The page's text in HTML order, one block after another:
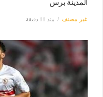
المدينة برس
غير مصنف منذ 11 دقيقة